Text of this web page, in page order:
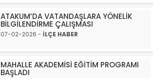
ATAKUM’DA VATANDAŞLARA YÖNELİK
BİLGİLENDİRME ÇALIŞMASI
07-02-2026 - İLÇE HABER
MAHALLE AKADEMİSİ EĞİTİM PROGRAMI
BAŞLADI